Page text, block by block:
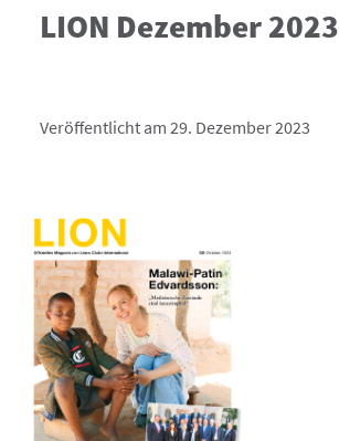
LION Dezember 2023
Veröffentlicht am 29. Dezember 2023